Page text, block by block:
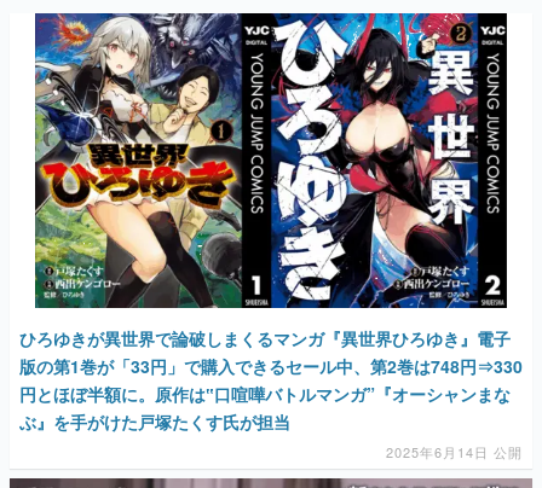
ひろゆきが異世界で論破しまくるマンガ『異世界ひろゆき』電子
版の第1巻が「33円」で購入できるセール中、第2巻は748円⇒330
円とほぼ半額に。原作は‟口喧嘩バトルマンガ”『オーシャンまな
ぶ』を手がけた戸塚たくす氏が担当
2025年6月14日 公開